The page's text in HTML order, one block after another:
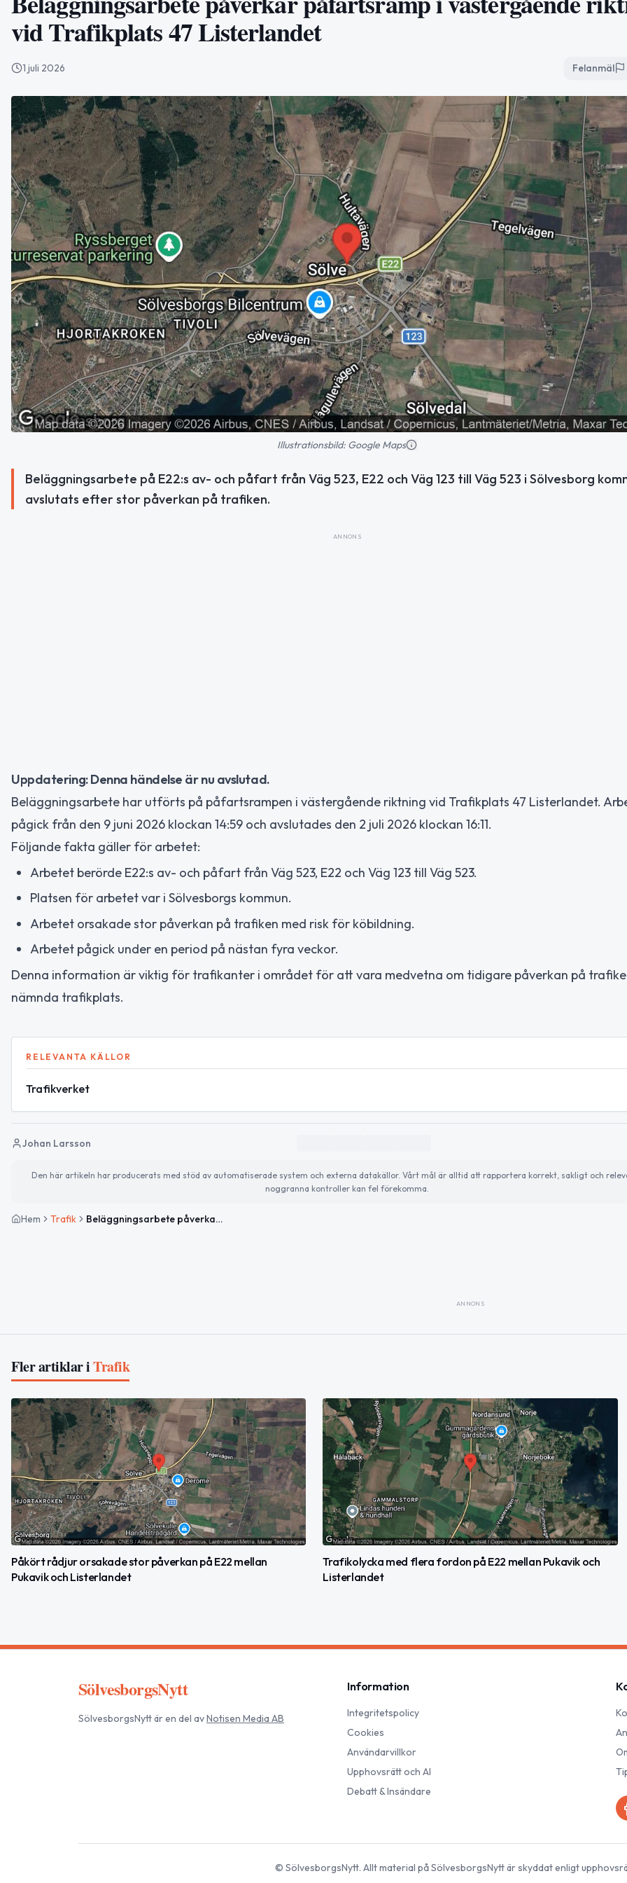
vid Trafikplats 47 Listerlandet
1 juli 2026 Felanmäl
Illustrationsbild: Google Maps
Beläggningsarbete på E22:s av- och påfart från Väg 523, E22 och Väg 123 till Väg 523 i Sölvesborg
avslutats efter stor påverkan på trafiken.
ANNONS
Uppdatering: Denna händelse är nu avslutad.
Beläggningsarbete har utförts på påfartsrampen i västergående riktning vid Trafikplats 47 Listerlandet.
pågick från den 9 juni 2026 klockan 14:59 och avslutades den 2 juli 2026 klockan 16:11.
Följande fakta gäller för arbetet:
Arbetet berörde E22:s av- och påfart från Väg 523, E22 och Väg 123 till Väg 523.
Platsen för arbetet var i Sölvesborgs kommun.
Arbetet orsakade stor påverkan på trafiken med risk för köbildning.
Arbetet pågick under en period på nästan fyra veckor.
Denna information är viktig för trafikanter i området för att vara medvetna om tidigare påverkan på
nämnda trafikplats.
RELEVANTA KÄLLOR
Trafikverket
Johan Larsson
Den här artikeln har producerats med stöd av automatiserade system och externa datakällor. Vårt mål är alltid att rapportera korrekt, sakligt och
noggranna kontroller kan fel förekomma.
Hem Trafik Beläggningsarbete påverkar påfartsramp i västergående riktning vid Trafikplats 47 Listerlandet
ANNONS
Fler artiklar iTrafik
Påkört rådjur orsakade stor påverkan på E22 mellan
Pukavik och Listerlandet
Trafikolycka med flera fordon på E22 mellan Pukavik och
Listerlandet
SölvesborgsNytt
SölvesborgsNyttär en del avNotisen Media AB
Information
Integritetspolicy
Cookies
Användarvillkor
Upphovsrätt och AI
Debatt & Insändare
© SölvesborgsNytt. Allt material påSölvesborgsNyttär skyddat enligt